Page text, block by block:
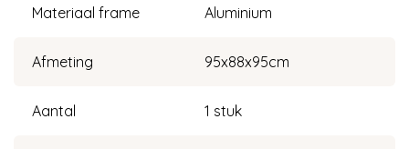
Materiaal frame Aluminium
Afmeting 95x88x95cm
Aantal 1 stuk